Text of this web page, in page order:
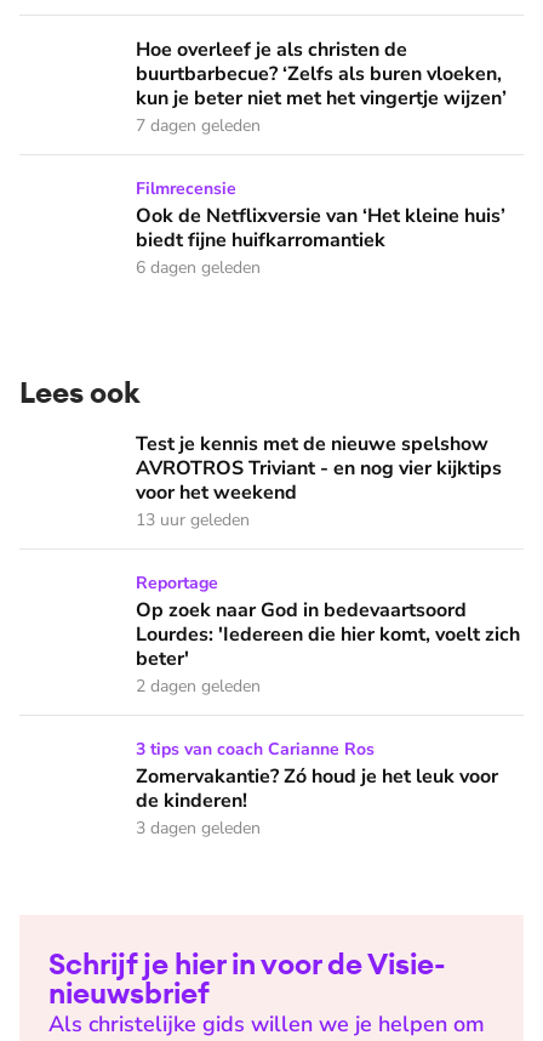
Hoe overleef je als christen de buurtbarbecue? ‘Zelfs als
Hoe overleef je als christen de
buurtbarbecue? ‘Zelfs als buren vloeken,
kun je beter niet met het vingertje wijzen’
7 dagen geleden
Ook de Netflixversie van ‘Het kleine huis’ biedt fijne
Filmrecensie
Ook de Netflixversie van ‘Het kleine huis’
biedt fijne huifkarromantiek
6 dagen geleden
Lees ook
Test je kennis met de nieuwe spelshow AVROTROS
Test je kennis met de nieuwe spelshow
AVROTROS Triviant - en nog vier kijktips
voor het weekend
13 uur geleden
Op zoek naar God in bedevaartsoord Lourdes: 'Iedereen
Reportage
Op zoek naar God in bedevaartsoord
Lourdes: 'Iedereen die hier komt, voelt zich
beter'
2 dagen geleden
Zomervakantie? Zó houd je het leuk voor de kinderen!
3 tips van coach Carianne Ros
Zomervakantie? Zó houd je het leuk voor
de kinderen!
3 dagen geleden
Schrijf je hier in voor de Visie-
nieuwsbrief
Als christelijke gids willen we je helpen om